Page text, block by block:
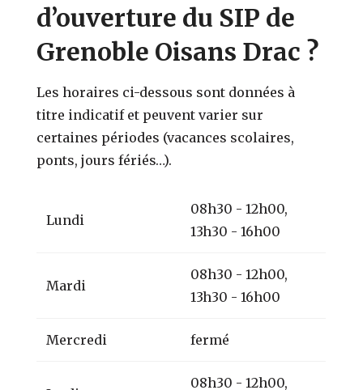
d’ouverture du SIP de
Grenoble Oisans Drac ?
Les horaires ci-dessous sont données à
titre indicatif et peuvent varier sur
certaines périodes (vacances scolaires,
ponts, jours fériés…).
Lundi
08h30 - 12h00,
13h30 - 16h00
Mardi
08h30 - 12h00,
13h30 - 16h00
Mercredi fermé
08h30 - 12h00,